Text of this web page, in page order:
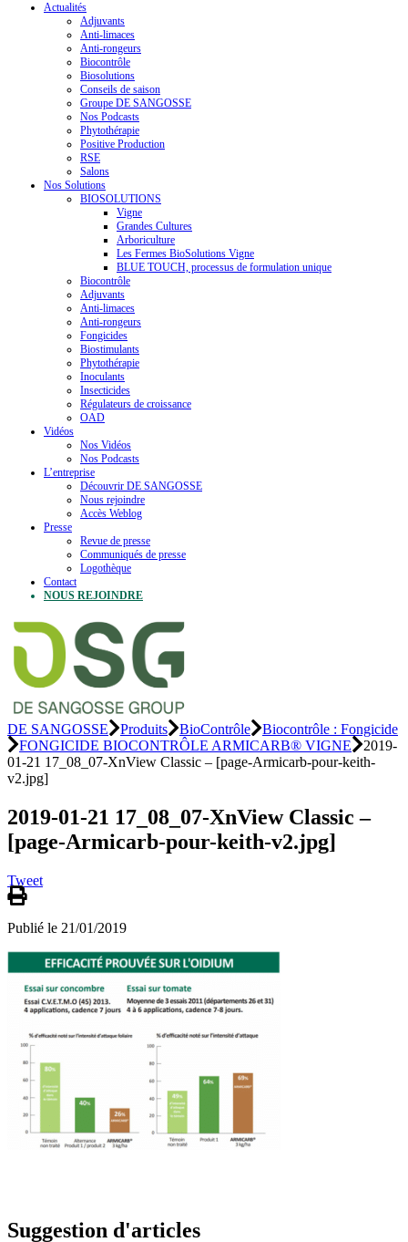
Actualités
Adjuvants
Anti-limaces
Anti-rongeurs
Biocontrôle
Biosolutions
Conseils de saison
Groupe DE SANGOSSE
Nos Podcasts
Phytothérapie
Positive Production
RSE
Salons
Nos Solutions
BIOSOLUTIONS
Vigne
Grandes Cultures
Arboriculture
Les Fermes BioSolutions Vigne
BLUE TOUCH, processus de formulation unique
Biocontrôle
Adjuvants
Anti-limaces
Anti-rongeurs
Fongicides
Biostimulants
Phytothérapie
Inoculants
Insecticides
Régulateurs de croissance
OAD
Vidéos
Nos Vidéos
Nos Podcasts
L’entreprise
Découvrir DE SANGOSSE
Nous rejoindre
Accès Weblog
Presse
Revue de presse
Communiqués de presse
Logothèque
Contact
NOUS REJOINDRE
DE SANGOSSE Produits BioContrôle
Biocontrôle : Fongicide
FONGICIDE BIOCONTRÔLE ARMICARB® VIGNE
2019-
01-21 17_08_07-XnView Classic – [page-Armicarb-pour-keith-
v2.jpg]
2019-01-21 17_08_07-XnView Classic –
[page-Armicarb-pour-keith-v2.jpg]
Tweet
Publié le 21/01/2019
Suggestion d'articles